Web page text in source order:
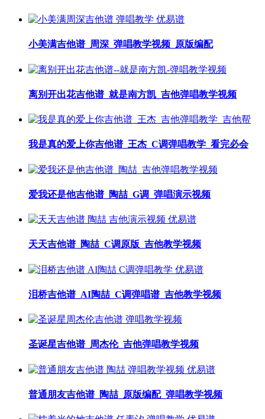
小美满吉他谱_周深_弹唱教学视频_原版编配
离别开出花吉他谱_就是南方凯_吉他弹唱教学视频
我是真的爱上你吉他谱_王杰_C调弹唱教学_看完必会
爱我还是他吉他谱_陶喆_G调_弹唱演示视频
天天吉他谱_陶喆_C调原版_吉他教学视频
泪桥吉他谱_AI陶喆_C调弹唱谱_吉他教学视频
圣诞星吉他谱_周杰伦_吉他弹唱教学视频
普通朋友吉他谱_陶喆_原版编配_弹唱教学视频